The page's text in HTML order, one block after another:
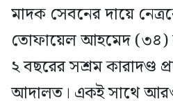
মাদক সেবনের দায়ে
তোফায়েল আহমেদ (৩৪)
২ বছরের সশ্রম কারাদণ্ড
আদালত। একই সাথে